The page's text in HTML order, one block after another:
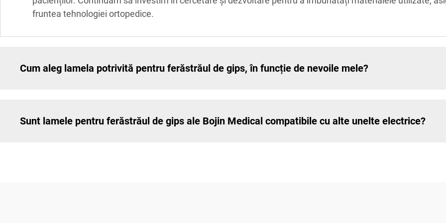
fruntea tehnologiei ortopedice.
Cum aleg lamela potrivită pentru ferăstrăul de gips, în funcție de nevoile mele?
Sunt lamele pentru ferăstrăul de gips ale Bojin Medical compatibile cu alte unelte electrice?